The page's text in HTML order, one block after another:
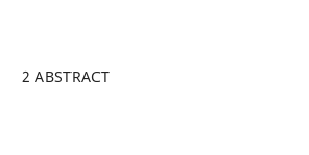
2 ABSTRACT